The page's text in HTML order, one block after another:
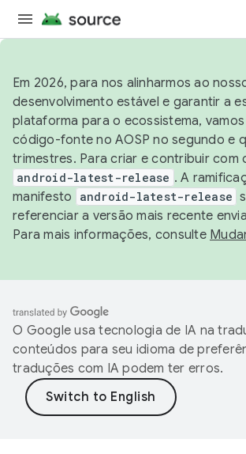
Em 2026, para nos alinharmos ao
desenvolvimento estável e garantir a
plataforma para o ecossistema,
código-fonte no AOSP no segundo e
trimestres. Para criar e contribuir com
android-latest-release . A
manifesto
android-latest-release
referenciar a versão mais recente
Para mais informações, consulte
O Google usa tecnologia de IA na
conteúdos para seu idioma de
traduções com IA podem ter erros.